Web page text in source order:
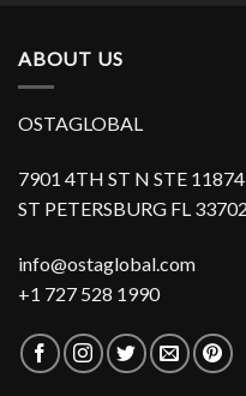
ABOUT US
OSTAGLOBAL
7901 4TH ST N STE 11874
ST PETERSBURG FL 33702
info@ostaglobal.com
+1 727 528 1990